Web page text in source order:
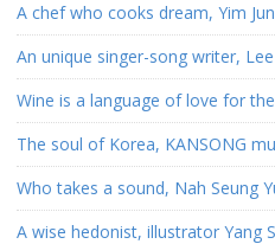
A chef who cooks dream, Yim
An unique singer-song writer, Lee
Wine is a language of love for
The soul of Korea, KANSONG
Who takes a sound, Nah Seung
A wise hedonist, illustrator Yang